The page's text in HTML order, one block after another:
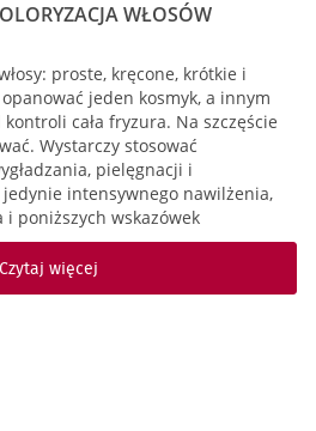
WŁOSÓW
proste, kręcone, krótkie i
jeden kosmyk, a innym
cała fryzura. Na szczęście
Wystarczy stosować
pielęgnacji i
intensywnego nawilżenia,
poniższych wskazówek
Czytaj więcej